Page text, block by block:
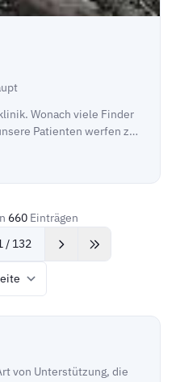
Wonach viele Finder
Patienten werfen zu
ha...
660Einträgen
/ 132
per page
von Unterstützung, die